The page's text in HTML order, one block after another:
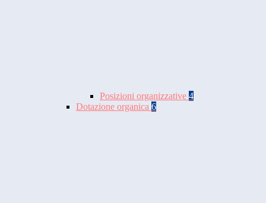
Posizioni organizzative 4
Dotazione organica 6